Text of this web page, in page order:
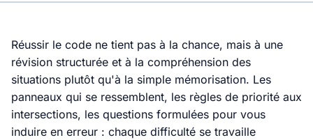
Réussir le code ne tient pas à la chance, mais à une
révision structurée et à la compréhension des
situations plutôt qu'à la simple mémorisation. Les
panneaux qui se ressemblent, les règles de priorité aux
intersections, les questions formulées pour vous
induire en erreur : chaque difficulté se travaille